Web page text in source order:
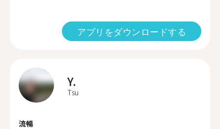
アプリをダウンロードする
Y.
Tsu
流暢